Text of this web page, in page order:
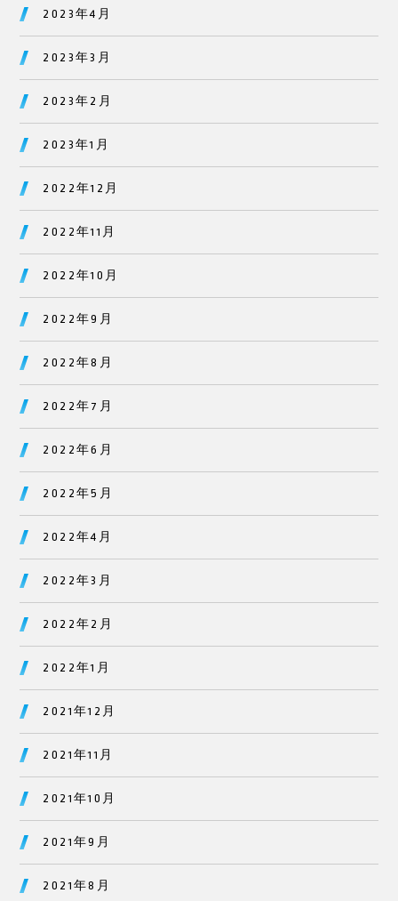
2023年4月
2023年3月
2023年2月
2023年1月
2022年12月
2022年11月
2022年10月
2022年9月
2022年8月
2022年7月
2022年6月
2022年5月
2022年4月
2022年3月
2022年2月
2022年1月
2021年12月
2021年11月
2021年10月
2021年9月
2021年8月